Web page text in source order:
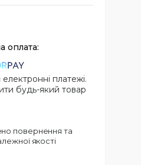
платежі.
будь-який товар
якості